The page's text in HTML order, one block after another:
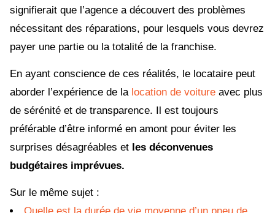
signifierait que l’agence a découvert des problèmes
nécessitant des réparations, pour lesquels vous devrez
payer une partie ou la totalité de la franchise.
En ayant conscience de ces réalités, le locataire peut
aborder l’expérience de la location de voiture avec plus
de sérénité et de transparence. Il est toujours
préférable d’être informé en amont pour éviter les
surprises désagréables et les déconvenues
budgétaires imprévues.
Sur le même sujet :